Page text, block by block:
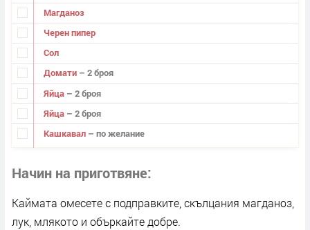
Магданоз
Черен пипер
Сол
Домати – 2 броя
Яйца – 2 броя
Яйца – 2 броя
Кашкавал – по желание
Начин на приготвяне
Каймата омесете с подправките, скълцания магданоз,
лук, млякото и объркайте добре.